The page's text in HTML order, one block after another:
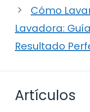
Cómo
Lavadora:
Resultado
Artículos